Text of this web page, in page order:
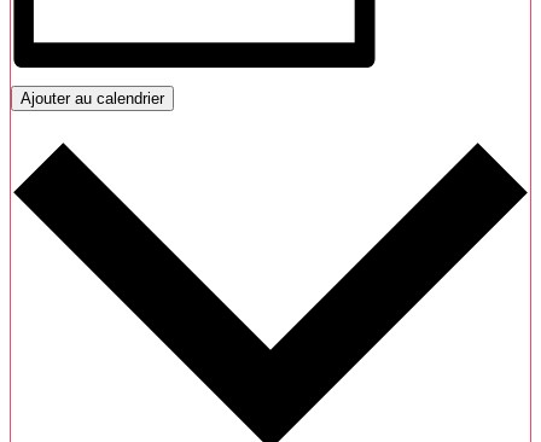
Ajouter au calendrier